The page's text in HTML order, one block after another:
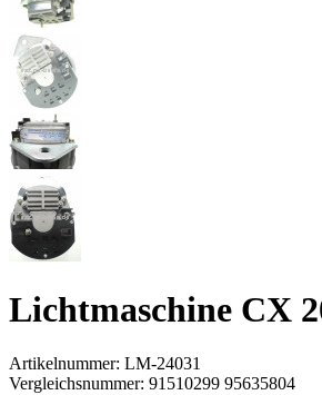
Lichtmaschine CX
Artikelnummer: LM-24031
Vergleichsnummer: 91510299 95635804